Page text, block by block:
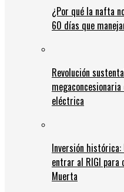
¿Por qué la nafta
60 días que
Revolución
eléctrica
Inversión histórica:
entrar al RIGI para
Muerta